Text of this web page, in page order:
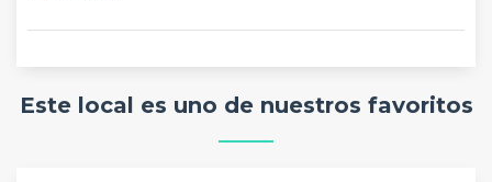
Este local es uno de nuestros favoritos